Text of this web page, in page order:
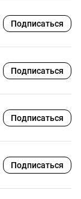
Подписаться
Подписаться
Подписаться
Подписаться